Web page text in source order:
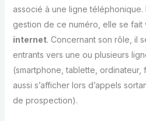
associé à une ligne
gestion de ce numéro, elle se fait
internet. Concernant son rôle, il
entrants vers une ou plusieurs
(smartphone, tablette,
aussi s’afficher lors d’appels
de prospection).